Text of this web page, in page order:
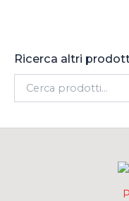
Ricerca altri